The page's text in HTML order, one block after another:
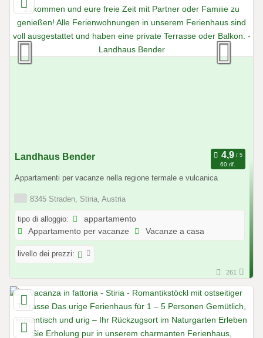
Landhaus Bender
60 rif.
Appartamenti per vacanze nella regione termale e vulcanica
8345 Straden, Stiria, Austria
tipo di alloggio:
appartamento
Appartamento per vacanze
Vacanze a casa
livello dei prezzi:
261